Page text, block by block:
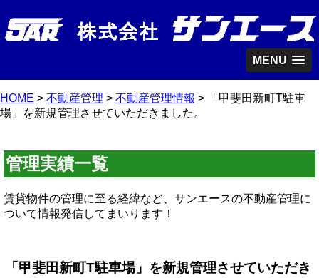
MENU
HOME > 不動産管理 > 不動産管理情報 > 「甲斐田新町T駐車
場」を新規管理させていただきました。
管理実績一覧
賃貸物件の管理に至る経緯など、サンエースの不動産管理に
ついて情報発信してまいります！
「甲斐田新町T駐車場」を新規管理させていただき